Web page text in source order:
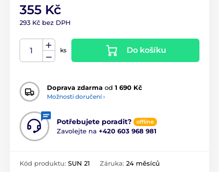
355 Kč
293 Kč bez DPH
ks Do košíku
Doprava zdarma od 1 690 Kč
Možnosti doručení ›
Potřebujete poradit? offline
Zavolejte na +420 603 968 981
Kód produktu: SUN 21 Záruka: 24 měsíců